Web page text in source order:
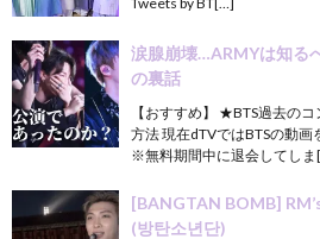
涙腺崩壊…ARMYは知る
の裏話
【おすすめ】 ★BTS過去の
方法 現在dTVではBTSの動
※無料期間中に退会してし
[BANGTAN BOMB]
(방탄소년단)